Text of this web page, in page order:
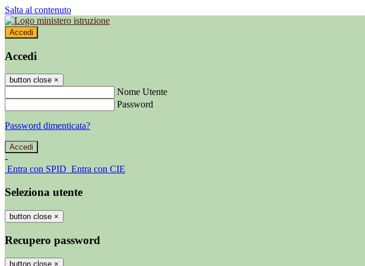
Salta al contenuto
Accedi
Accedi
button close ×
Nome Utente
Password
Password dimenticata?
-
Entra con SPID Entra con CIE
Seleziona utente
button close ×
Recupero password
button close ×